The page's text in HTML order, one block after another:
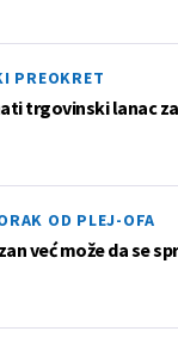
PREOKRET
trgovinski lanac
OD PLEJ-OFA
već može da se